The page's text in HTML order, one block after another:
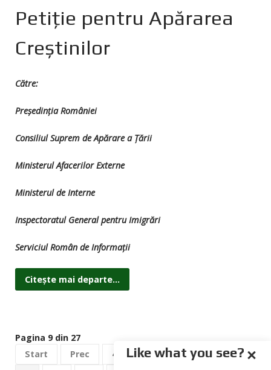
Petiție pentru Apărarea
Creștinilor
Către:
Președinția României
Consiliul Suprem de Apărare a Țării
Ministerul Afacerilor Externe
Ministerul de Interne
Inspectoratul General pentru Imigrări
Serviciul Român de Informații
Citește mai departe...
Pagina 9 din 27
Start
Prec 4 5 6 7
8
Like what you see?